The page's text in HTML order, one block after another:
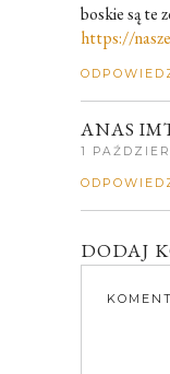
boskie są te
https://
ANAS
1
DODAJ